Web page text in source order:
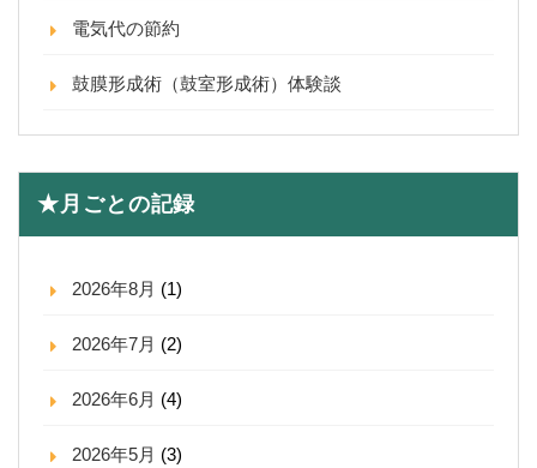
電気代の節約
鼓膜形成術（鼓室形成術）体験談
★月ごとの記録
2026年8月 (1)
2026年7月 (2)
2026年6月 (4)
2026年5月 (3)